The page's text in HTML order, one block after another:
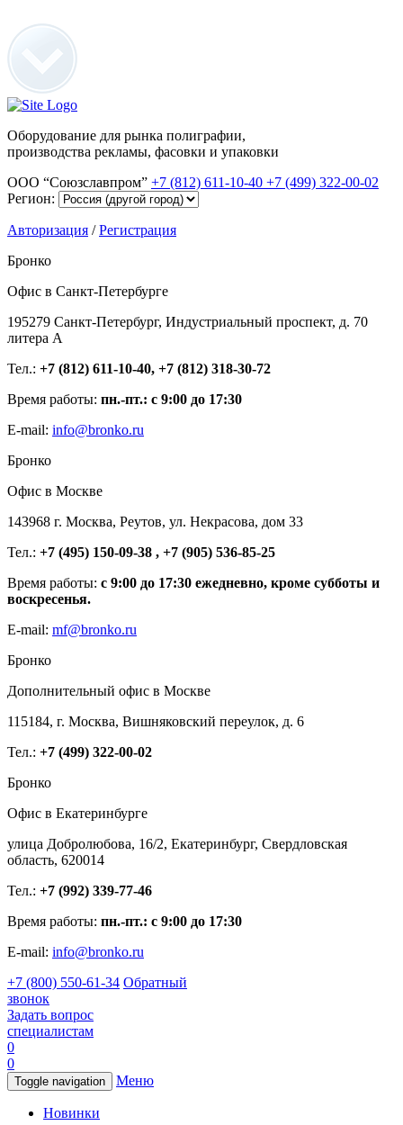
Оборудование для рынка полиграфии,
производства рекламы, фасовки и упаковки
ООО “Союзславпром” +7 (812) 611-10-40 +7 (499) 322-00-02
Регион:
Авторизация /Регистрация
Бронко
Офис в Санкт-Петербурге
195279 Санкт-Петербург, Индустриальный проспект, д. 70
литера А
Тел.: +7 (812) 611-10-40, +7 (812) 318-30-72
Время работы: пн.-пт.: с 9:00 до 17:30
E-mail: info@bronko.ru
Бронко
Офис в Москве
143968 г. Москва, Реутов, ул. Некрасова, дом 33
Тел.: +7 (495) 150-09-38 , +7 (905) 536-85-25
Время работы: с 9:00 до 17:30 ежедневно, кроме субботы и
воскресенья.
E-mail: mf@bronko.ru
Бронко
Дополнительный офис в Москве
115184, г. Москва, Вишняковский переулок, д. 6
Тел.: +7 (499) 322-00-02
Бронко
Офис в Екатеринбурге
улица Добролюбова, 16/2, Екатеринбург, Свердловская
область, 620014
Тел.: +7 (992) 339-77-46
Время работы: пн.-пт.: с 9:00 до 17:30
E-mail: info@bronko.ru
+7 (800) 550-61-34 Обратный
звонок
Задать вопрос
специалистам
0
0
Toggle navigation Меню
Новинки